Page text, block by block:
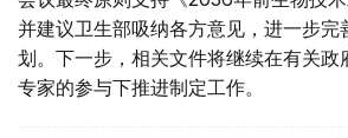
并建议卫生部吸纳各方意见，进一步完
划。下一步，相关文件将继续在有关政
专家的参与下推进制定工作。